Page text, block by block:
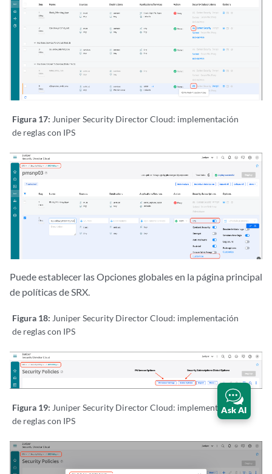
Figura 17: Juniper Security Director Cloud: implementación
de reglas con IPS
Puede establecer las Opciones globales en la página principal
de políticas de SRX.
Figura 18: Juniper Security Director Cloud: implementación
de reglas con IPS
Figura 19: Juniper Security Director Cloud: implementación
de reglas con IPS
Ask AI